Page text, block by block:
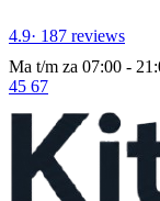
4.9· 187 reviews
Ma t/m za 07:00 -
45 67